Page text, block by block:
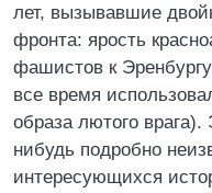
лет, вызывавшие
фронта: ярость
фашистов к Эренбургу
все время
образа лютого врага).
нибудь подробно
интересующихся